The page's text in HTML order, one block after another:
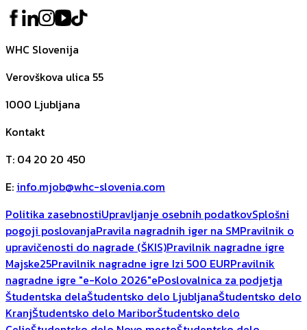
WHC Slovenija
Verovškova ulica 55
1000 Ljubljana
Kontakt
T: 04 20 20 450
E: info.mjob@whc-slovenia.com
Politika zasebnostiUpravljanje osebnih podatkovSplošni
pogoji poslovanjaPravila nagradnih iger na SMPravilnik o
upravičenosti do nagrade (ŠKIS)Pravilnik nagradne igre
Majske25Pravilnik nagradne igre Izi 500 EURPravilnik
nagradne igre "e-Kolo 2026"ePoslovalnica za podjetja
Študentska delaŠtudentsko delo LjubljanaŠtudentsko delo
KranjŠtudentsko delo MariborŠtudentsko delo